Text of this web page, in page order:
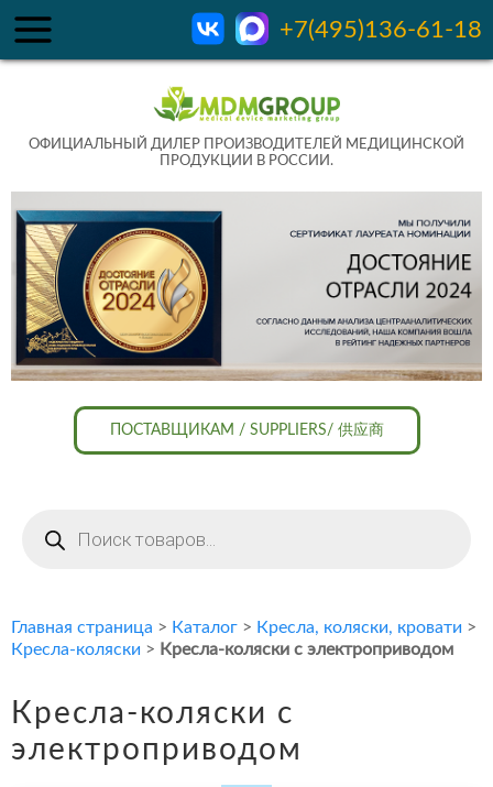
+7(495)136-61-18
ОФИЦИАЛЬНЫЙ ДИЛЕР ПРОИЗВОДИТЕЛЕЙ МЕДИЦИНСКОЙ
ПРОДУКЦИИ В РОССИИ.
ПОСТАВЩИКАМ / SUPPLIERS/ 供应商
товаров
Главная страница > Каталог > Кресла, коляски, кровати >
Кресла-коляски > Кресла-коляски с электроприводом
Кресла-коляски с
электроприводом